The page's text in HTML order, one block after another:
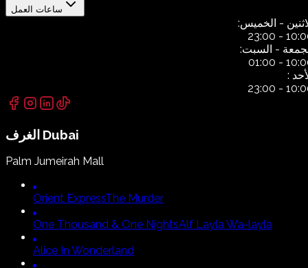
ساعات العمل
- الخميس:
-
23:00
- السبت:
-
01:00
:
-
23:00
الغرف Dubai
Palm Jumeirah Mall
Orient ExpressThe Murder
One Thousand & One NightsAlf Layla Wa-layla
Alice In Wonderland